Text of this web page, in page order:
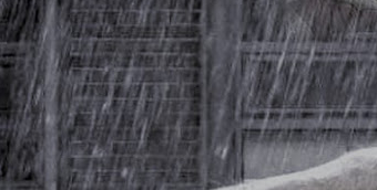
ο Παράδεισος…(Αγίων Πάντων)
(η εξανθήσασα ψυχή…)